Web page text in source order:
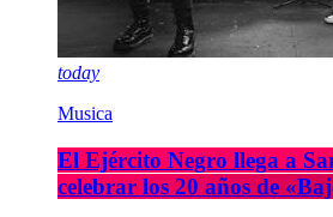
today
Musica
El Ejército Negro llega a
celebrar los 20 años de